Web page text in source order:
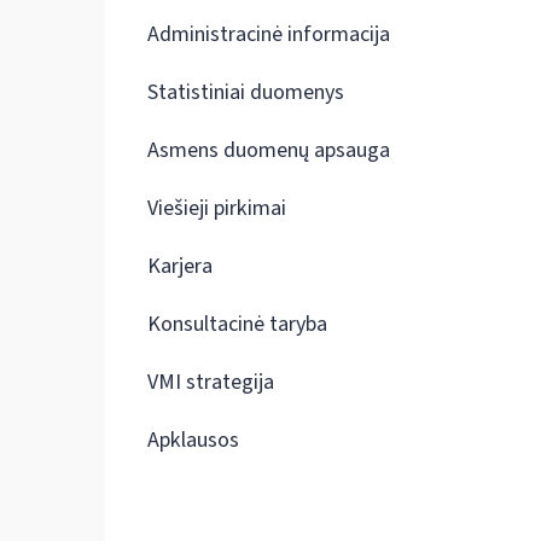
Administracinė informacija
Statistiniai duomenys
Asmens duomenų apsauga
Viešieji pirkimai
Karjera
Konsultacinė taryba
VMI strategija
Apklausos